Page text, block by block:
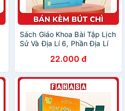
Sách Giáo Khoa Bài Tập Lịch
Sử Và Địa Lí 6, Phần Địa Lí
22.000 đ